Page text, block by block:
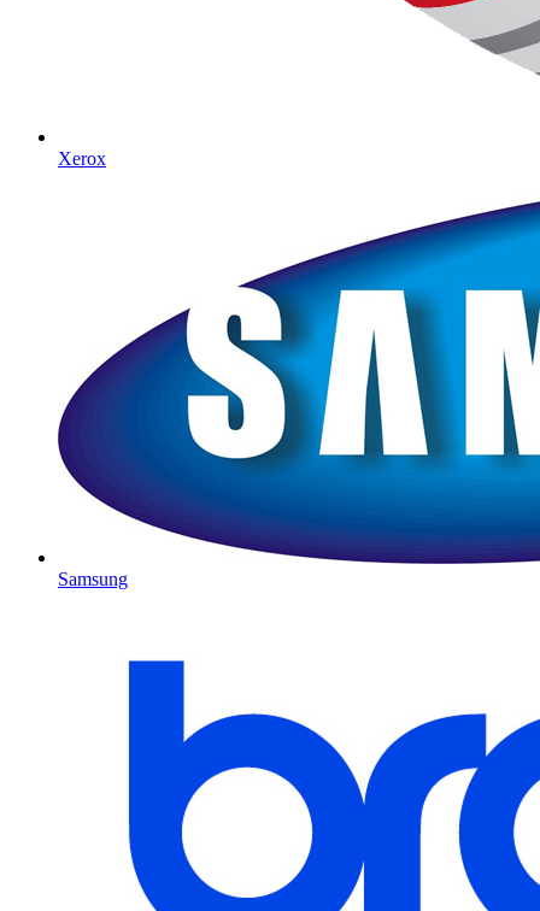
Xerox
Samsung